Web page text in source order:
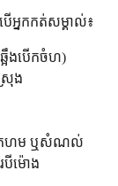
ើអ្នកកត់សម្គាល់៖
អឹងបើកចំហ)
រុង
មក្រហម ឬសំណល់
បីម៉ោង